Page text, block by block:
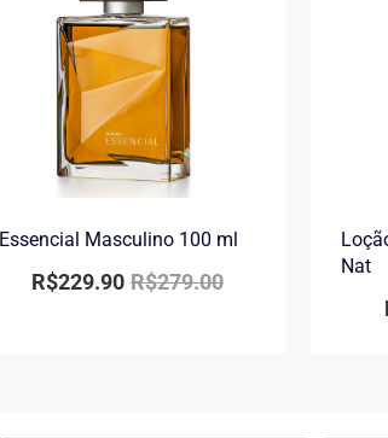
Essencial Masculino 100 ml
R$279.00
R$229.90
Nat